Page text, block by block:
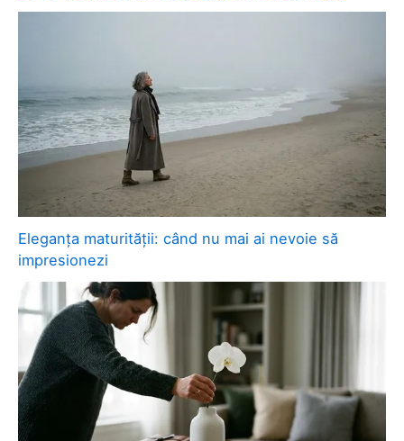
Eleganța maturității: când nu mai ai nevoie să
impresionezi